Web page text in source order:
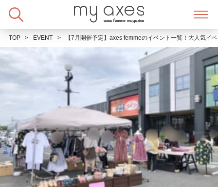
TOP EVENT 【7月開催予定】axes femmeのイベント一覧！大人気イ